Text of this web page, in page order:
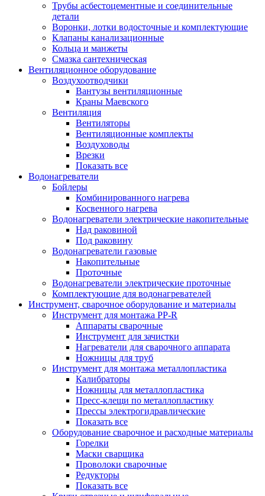
Трубы асбестоцементные и соединительные
детали
Воронки, лотки водосточные и комплектующие
Клапаны канализационные
Кольца и манжеты
Смазка сантехническая
Вентиляционное оборудование
Воздухоотводчики
Вантузы вентиляционные
Краны Маевского
Вентиляция
Вентиляторы
Вентиляционные комплекты
Воздуховоды
Врезки
Показать все
Водонагреватели
Бойлеры
Комбинированного нагрева
Косвенного нагрева
Водонагреватели электрические накопительные
Над раковиной
Под раковину
Водонагреватели газовые
Накопительные
Проточные
Водонагреватели электрические проточные
Комплектующие для водонагревателей
Инструмент, сварочное оборудование и материалы
Инструмент для монтажа PP-R
Аппараты сварочные
Инструмент для зачистки
Нагреватели для сварочного аппарата
Ножницы для труб
Инструмент для монтажа металлопластика
Калибраторы
Ножницы для металлопластика
Пресс-клещи по металлопластику
Прессы электрогидравлические
Показать все
Оборудование сварочное и расходные материалы
Горелки
Маски сварщика
Проволоки сварочные
Редукторы
Показать все